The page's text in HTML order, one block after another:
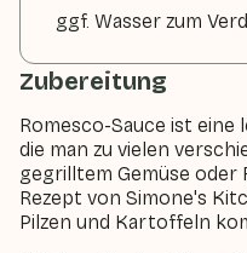
ggf. Wasser zum
Zubereitung
Romesco-Sauce ist eine
die man zu vielen
gegrilltem Gemüse oder
Rezept von Simone's
Pilzen und Kartoffeln